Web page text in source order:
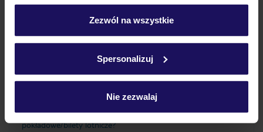
personalizować swój wybór wchodząc w zakładkę
Szczegółowe informacje o plikach cookie znajdziesz
Zezwól na wszystkie
Spersonalizuj
Nie zezwalaj
Ważne informacje
Czy w Hotelu będzie przedstawiciel TUI?
Na jakiej podstawie i gdzie otrzymam karty
pokładowe/bilety lotnicze?